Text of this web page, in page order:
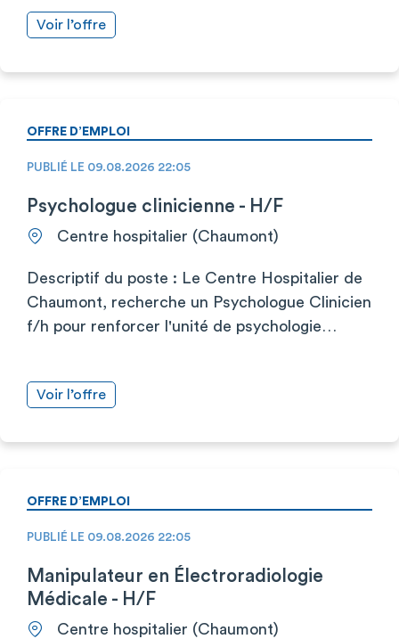
Voir l’offre
OFFRE D’EMPLOI
PUBLIÉ LE 09.08.2026 22:05
Psychologue clinicienne - H/F
Centre hospitalier (Chaumont)
Descriptif du poste : Le Centre Hospitalier de
Chaumont, recherche un Psychologue Clinicien
f/h pour renforcer l'unité de psychologie…
Voir l’offre
OFFRE D’EMPLOI
PUBLIÉ LE 09.08.2026 22:05
Manipulateur en Électroradiologie
Médicale - H/F
Centre hospitalier (Chaumont)